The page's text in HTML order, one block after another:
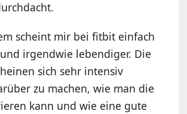
scheint mir bei fitbit einfach
irgendwie lebendiger. Die
sich sehr intensiv
zu machen, wie man die
kann und wie eine gute